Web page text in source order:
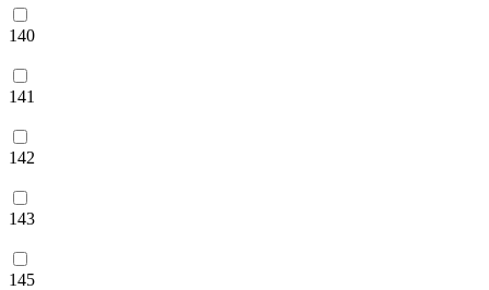
140
141
142
143
145